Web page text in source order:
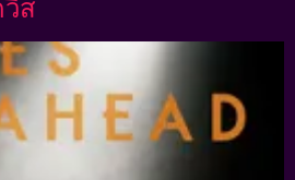
วิส